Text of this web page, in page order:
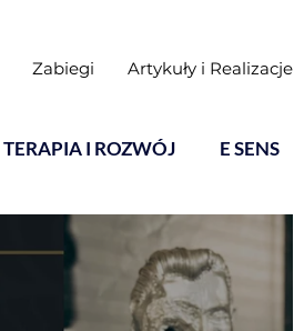
Zabiegi Artykuły i Realizacje
TERAPIA I ROZWÓJ E SENS